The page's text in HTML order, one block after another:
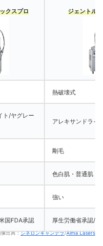
クスプロ ジェントル
熱破壊式
ト/ヤグレー
アレキサンドライ
剛毛
色白肌・普通肌
強い
国FDA承認
厚生労働省承認/米
出典：シネロンキャンデラ/Alma Lasers